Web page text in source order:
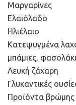
Μαργαρίνες
Ελαιόλαδο
Ηλιέλαιο
Κατεψυγμένα
μπάμιες,
Λευκή ζάχαρη
Γλυκαντικές
Προϊόντα βρώμης